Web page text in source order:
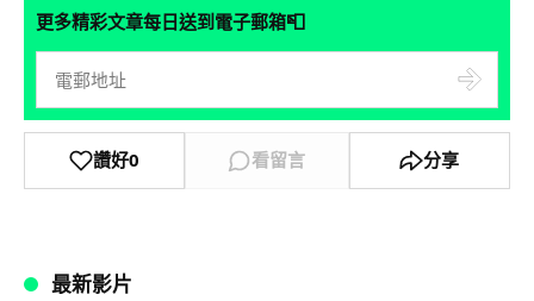
更多精彩文章每日送到電子郵箱📮
讚好0 看留言 分享
最新影片